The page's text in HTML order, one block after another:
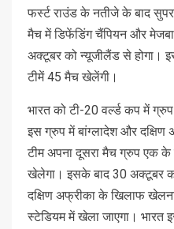
फर्स्ट राउंड के नतीजे के बाद
मैच में डिफेंडिंग चैंपियन और
अक्टूबर को न्यूजीलैंड से होगा।
टीमें 45 मैच खेलेंगी।
भारत को टी-20 वर्ल्ड कप में
इस ग्रुप में बांग्लादेश और दक्षिण
टीम अपना दूसरा मैच ग्रुप एक
खेलेगा। इसके बाद 30 अक्टूबर
दक्षिण अफ्रीका के खिलाफ
स्टेडियम में खेला जाएगा।